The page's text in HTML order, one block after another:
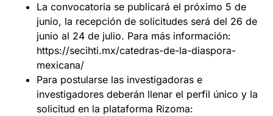
La convocatoria se publicará el próximo 5 de
junio, la recepción de solicitudes será del 26 de
junio al 24 de julio. Para más información:
https://secihti.mx/catedras-de-la-diaspora-
mexicana/
Para postularse las investigadoras e
investigadores deberán llenar el perfil único y la
solicitud en la plataforma Rizoma: